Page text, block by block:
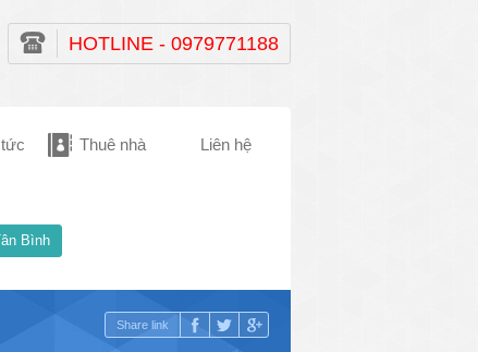
HOTLINE - 0979771188
Thuê nhà Liên hệ
Bình
Share link